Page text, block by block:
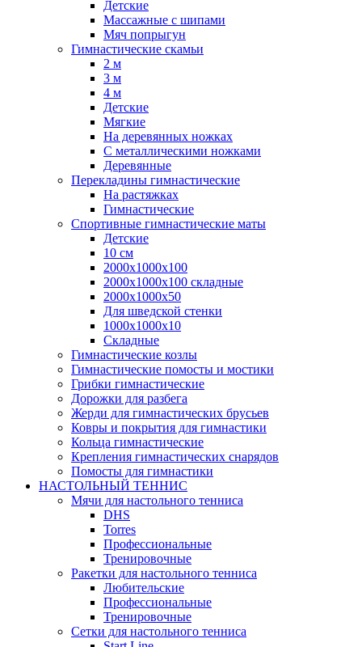
Детские
Массажные с шипами
Мяч попрыгун
Гимнастические скамьи
2 м
3 м
4 м
Детские
Мягкие
На деревянных ножках
С металлическими ножками
Деревянные
Перекладины гимнастические
На растяжках
Гимнастические
Спортивные гимнастические маты
Детские
10 см
2000х1000х100
2000х1000х100 складные
2000х1000х50
Для шведской стенки
1000х1000х10
Складные
Гимнастические козлы
Гимнастические помосты и мостики
Грибки гимнастические
Дорожки для разбега
Жерди для гимнастических брусьев
Ковры и покрытия для гимнастики
Кольца гимнастические
Крепления гимнастических снарядов
Помосты для гимнастики
НАСТОЛЬНЫЙ ТЕННИС
Мячи для настольного тенниса
DHS
Torres
Профессиональные
Тренировочные
Ракетки для настольного тенниса
Любительские
Профессиональные
Тренировочные
Сетки для настольного тенниса